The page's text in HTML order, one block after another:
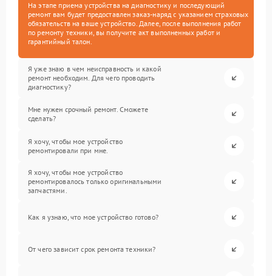
На этапе приема устройства на диагностику и последующий
ремонт вам будет предоставлен заказ-наряд с указанием страховых
обязательств на ваше устройство. Далее, после выполнения работ
по ремонту техники, вы получите акт выполненных работ и
гарантийный талон.
Я уже знаю в чем неисправность и какой
ремонт необходим. Для чего проводить
диагностику?
Мне нужен срочный ремонт. Сможете
сделать?
Я хочу, чтобы мое устройство
ремонтировали при мне.
Я хочу, чтобы мое устройство
ремонтировалось только оригинальными
запчастями.
Как я узнаю, что мое устройство готово?
От чего зависит срок ремонта техники?